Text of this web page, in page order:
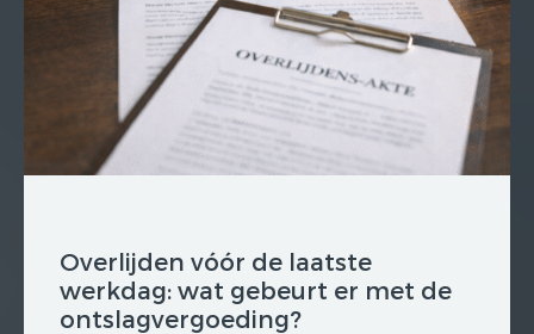
Overlijden vóór de laatste
werkdag: wat gebeurt er met de
ontslagvergoeding?